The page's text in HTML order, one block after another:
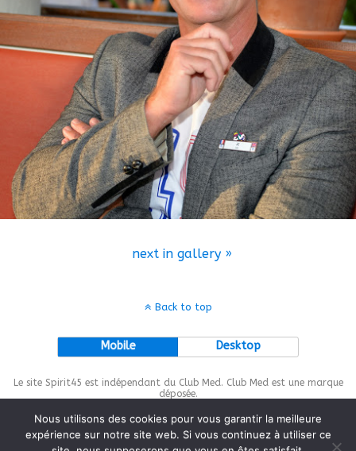
next in gallery »
Back to top
Mobile Desktop
Le site Spirit45 est indépendant du Club Med. Club Med est une marque
déposée.
Nous utilisons des cookies pour vous garantir la meilleure
expérience sur notre site web. Si vous continuez à utiliser ce